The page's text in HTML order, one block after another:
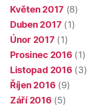
Květen 2017 (8)
Duben 2017 (1)
Únor 2017 (1)
Prosinec 2016 (1)
Listopad 2016 (3)
Říjen 2016 (9)
Září 2016 (5)